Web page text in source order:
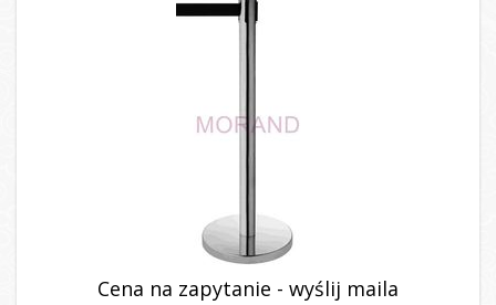
Cena na zapytanie - wyślij maila